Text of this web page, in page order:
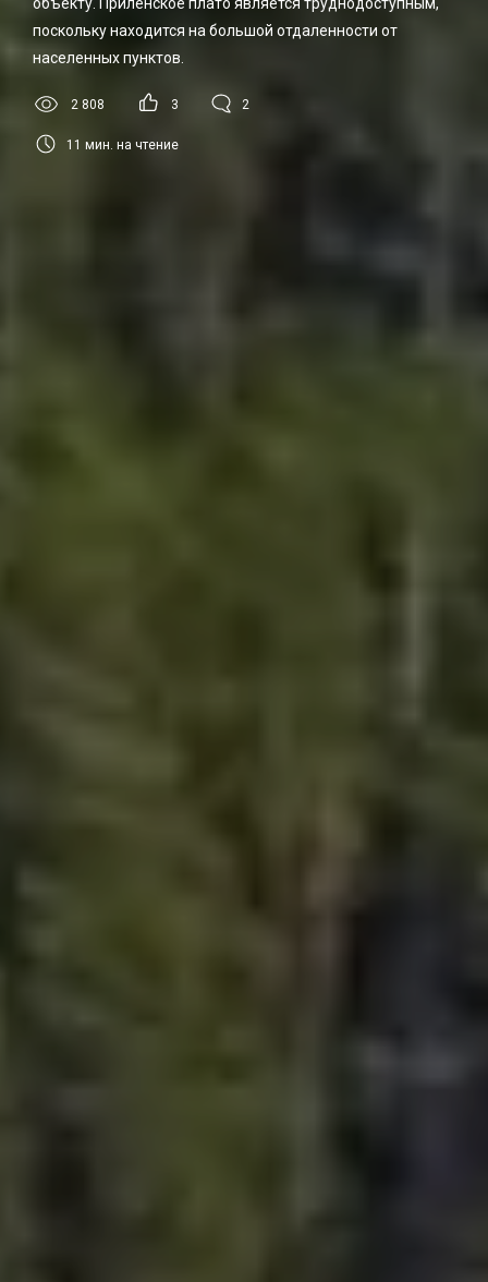
поскольку находится на большой отдаленности от
населенных пунктов.
2 808 3 2
11 мин. на чтение